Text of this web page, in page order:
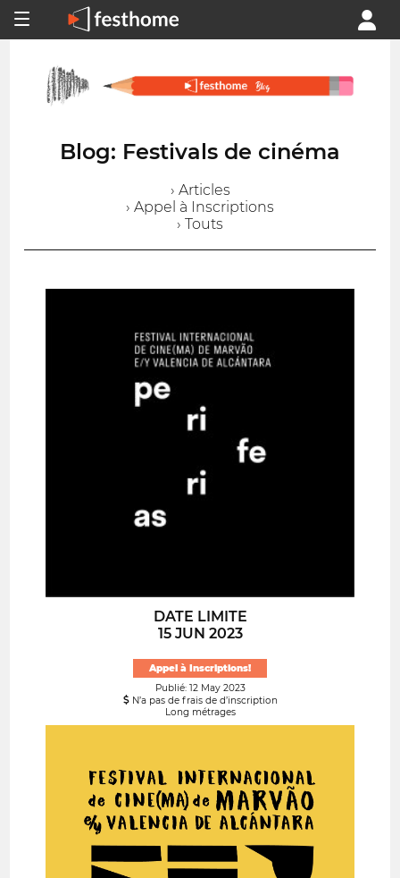
Blog: Festivals de cinéma
› Articles
› Appel à Inscriptions
› Touts
DATE LIMITE
15 JUN 2023
Appel à Inscriptions!
Publié: 12 May 2023
N’a pas de frais de d’inscription
Long métrages